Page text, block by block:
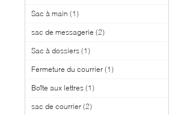
Sac à main (1)
sac de messagerie (2)
Sac à dossiers (1)
Fermeture du courrier (1)
Boîte aux lettres (1)
sac de courrier (2)